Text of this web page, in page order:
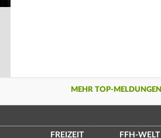
MEHR TOP-MELDUNGEN
FREIZEIT FFH-WELT